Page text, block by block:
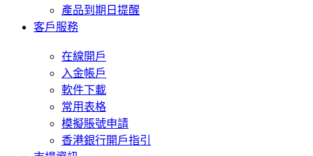
產品到期日提醒
客戶服務
在線開戶
入金帳戶
軟件下載
常用表格
模擬賬號申請
香港銀行開戶指引